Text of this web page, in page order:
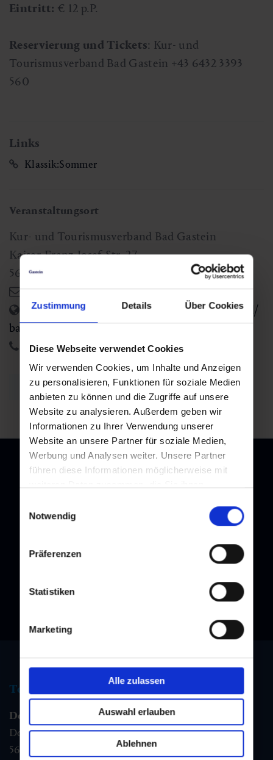
Zustimmung Details Über Cookies
Diese Webseite verwendet Cookies
Wir verwenden Cookies, um Inhalte und Anzeigen
zu personalisieren, Funktionen für soziale Medien
anbieten zu können und die Zugriffe auf unsere
Website zu analysieren. Außerdem geben wir
Informationen zu Ihrer Verwendung unserer
Website an unsere Partner für soziale Medien,
Werbung und Analysen weiter. Unsere Partner
führen diese Informationen möglicherweise mit
Nutzung der Dienste gesammelt haben.
Notwendig
Präferenzen
Statistiken
Marketing
Alle zulassen
Auswahl erlauben
Ablehnen
Eintritt: € 12 p.P.
Reservierung und Tickets: Kur- und
Tourismusverband Bad Gastein +43 6432 3393
560
Links
Klassik:Sommer
Veranstaltungsort
Kur- und Tourismusverband Bad Gastein
Kaiser-Franz-Josef-Str. 27
5640Bad Gastein
badgastein@gastein.com
https://www.gastein.com/gastein/gasteinertal/
bad-gastein/
+43 6432 3393 560
Zurück zur Übersicht
Melden Sie sich bei unserem Newsletter an, und bleiben Sie
Tourismus Information
Dorfgastein
Dorfstraße 1,
5632